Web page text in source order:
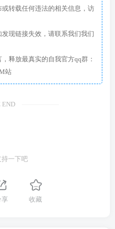
转载任何违法的相关信息，访
现链接失效，请联系我们我们
释放最真实的自我官方qq群：
M站
END
一下吧
享 收藏